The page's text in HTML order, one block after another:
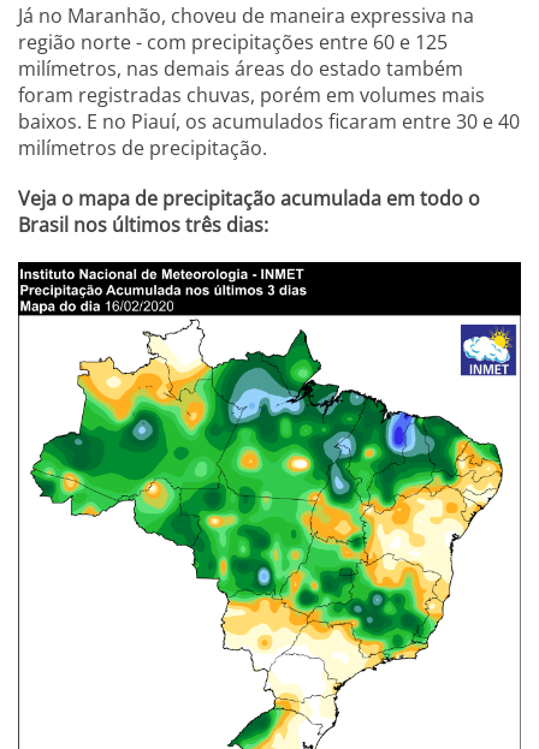
Já no Maranhão, choveu de maneira expressiva na
região norte - com precipitações entre 60 e 125
milímetros, nas demais áreas do estado também
foram registradas chuvas, porém em volumes mais
baixos. E no Piauí, os acumulados ficaram entre 30 e 40
milímetros de precipitação.
Veja o mapa de precipitação acumulada em todo o
Brasil nos últimos três dias: